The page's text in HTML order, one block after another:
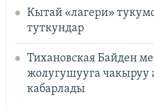
Кытай «лагери»
туткундар
Тихановская Байден
жолугушууга чакыруу
кабарлады